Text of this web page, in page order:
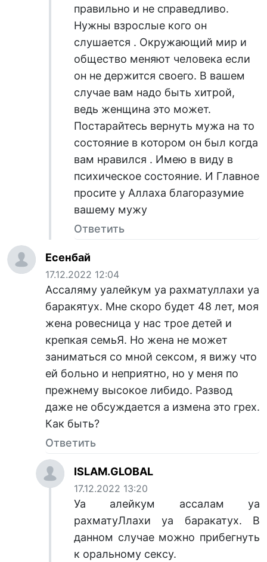
правильно и не справедливо.
Нужны взрослые кого он
слушается . Окружающий мир и
общество меняют человека если
он не держится своего. В вашем
случае вам надо быть хитрой,
ведь женщина это может.
Постарайтесь вернуть мужа на то
состояние в котором он был когда
вам нравился . Имею в виду в
психическое состояние. И Главное
просите у Аллаха благоразумие
вашему мужу
Ответить
Есенбай
17.12.2022 12:04
Ассаляму уалейкум уа рахматуллахи уа
баракятух. Мне скоро будет 48 лет, моя
жена ровесница у нас трое детей и
крепкая семьЯ. Но жена не может
заниматься со мной сексом, я вижу что
ей больно и неприятно, но у меня по
прежнему высокое либидо. Развод
даже не обсуждается а измена это грех.
Как быть?
Ответить
ISLAM.GLOBAL
17.12.2022 13:20
Уа алейкум ассалам уа
рахматуЛлахи уа баракатух. В
данном случае можно прибегнуть
к оральному сексу.